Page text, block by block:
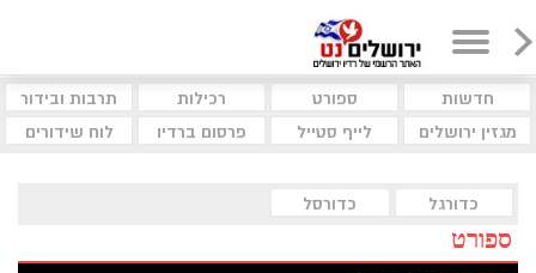
חדשות ספורט רכילות
תרבות ובידור
מגזין ירושלים
לייף סטייל פרסום ברדיו לוח שידורים
כדורגל כדורסל
ספורט